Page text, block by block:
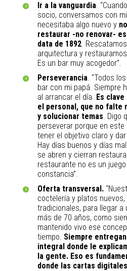
Ir a la vanguardia.
socio, conversamos con
necesitaba algo nuevo y
restaurar -no renovar-
data de 1892.
arquitectura y
Es un bar muy acogedor”.
Perseverancia. “Todos
bar con mi papá. Siempre
al arrancar el día. Es
el personal, que no falte
y solucionar temas. Digo
perseverar porque en este
tener el objetivo claro y
Hay días buenos y días
se abren y cierran
restaurante no es un
constancia”.
Oferta transversal.
coctelería y platos
tradicionales, para llegar a
más de 70 años, como
mantenido vivo ese
tiempo. Siempre
integral donde le
la gente. Eso es
donde las cartas